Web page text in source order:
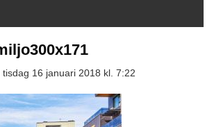
tisdag 16 januari 2018 kl. 7:22